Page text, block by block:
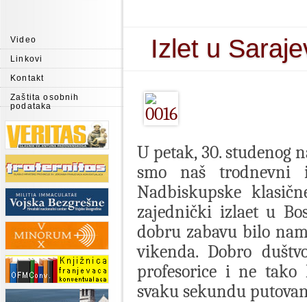
Video
Linkovi
Kontakt
Zaštita osobnih
podataka
Izlet u
U petak, 30. studenog
smo naš trodnevni
Nadbiskupske
zajednički izlaet u
dobru zabavu bilo
vikenda. Dobro
profesorice i ne
svaku sekundu